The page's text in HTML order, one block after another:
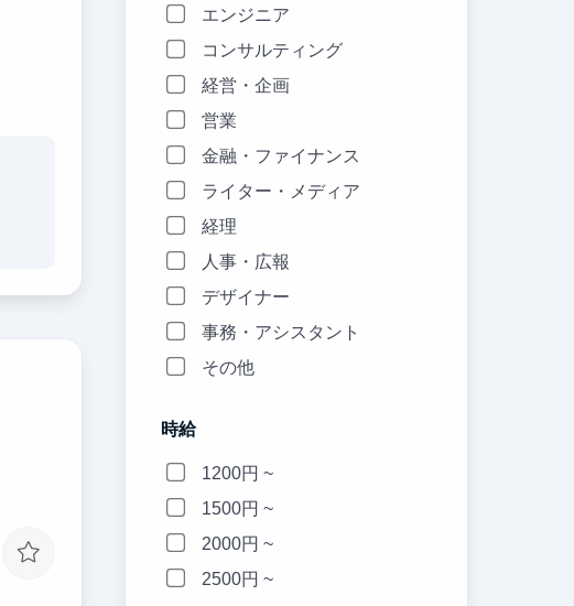
エンジニア
コンサルティング
経営・企画
営業
金融・ファイナンス
ライター・メディア
経理
人事・広報
デザイナー
事務・アシスタント
その他
時給
1200円 ~
1500円 ~
2000円 ~
2500円 ~